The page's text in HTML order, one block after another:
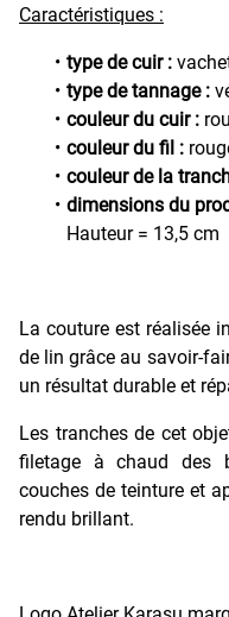
Caractéristiques :
type de cuir :
type de tannage :
couleur du cuir :
couleur du fil :
couleur de la
dimensions du
Hauteur = 13,5 cm
La couture est réalisée
de lin grâce au savoir-
un résultat durable et
Les tranches de cet
filetage à chaud des
couches de teinture et
rendu brillant.